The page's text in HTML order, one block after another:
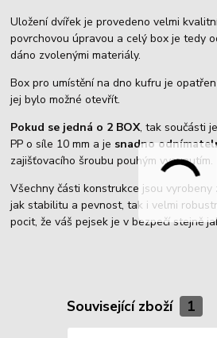
Uložení dvířek je provedeno velmi
povrchovou úpravou a celý box je tedy
dáno zvolenými materiály.
Box pro umístění na dno kufru je
jej bylo možné otevřít.
Pokud se jedná o 2 BOX, tak součásti
PP o síle 10 mm a je snadno
zajišťovacího šroubu pouhým vysunutím.
Všechny části konstrukce jsou
jak stabilitu a pevnost, tak i velmi
pocit, že váš pejsek je v bezpečí stejně
Související zboží 1